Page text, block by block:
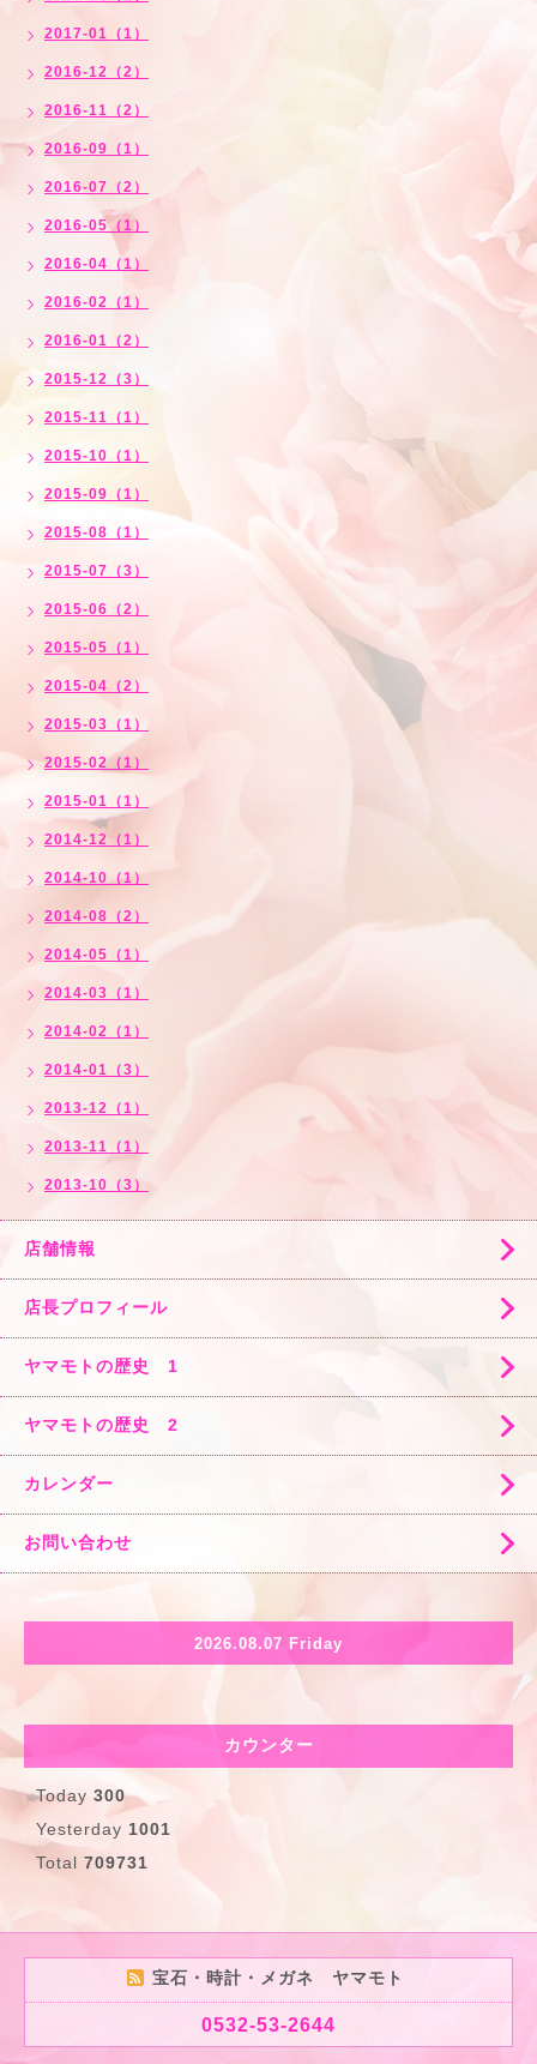
2017-01（1）
2016-12（2）
2016-11（2）
2016-09（1）
2016-07（2）
2016-05（1）
2016-04（1）
2016-02（1）
2016-01（2）
2015-12（3）
2015-11（1）
2015-10（1）
2015-09（1）
2015-08（1）
2015-07（3）
2015-06（2）
2015-05（1）
2015-04（2）
2015-03（1）
2015-02（1）
2015-01（1）
2014-12（1）
2014-10（1）
2014-08（2）
2014-05（1）
2014-03（1）
2014-02（1）
2014-01（3）
2013-12（1）
2013-11（1）
2013-10（3）
店舗情報
店長プロフィール
ヤマモトの歴史 1
ヤマモトの歴史 2
カレンダー
お問い合わせ
2026.08.07 Friday
カウンター
Today 300
Yesterday 1001
Total 709731
宝石・時計・メガネ ヤマモト
0532-53-2644